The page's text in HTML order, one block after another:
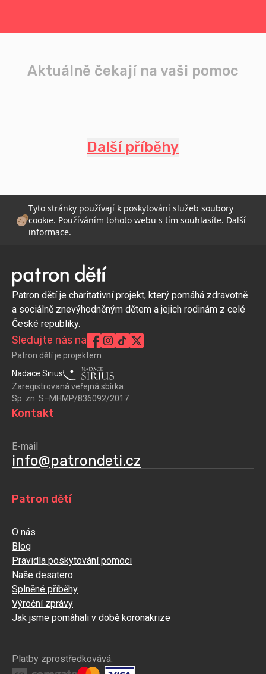
Aktuálně čekají na vaši pomoc
Další příběhy
Tyto stránky používají k poskytování služeb soubory
cookie. Používáním tohoto webu s tím souhlasíte. Další
informace.
Patron dětí je charitativní projekt, který pomáhá zdravotně
a sociálně znevýhodněným dětem a jejich rodinám z celé
České republiky.
Sledujte nás na
Patron dětí je projektem
Nadace Sirius
Zaregistrovaná veřejná sbírka:
Sp. zn. S–MHMP/836092/2017
Patron dětí
O nás
Blog
Pravidla poskytování pomoci
Naše desatero
Splněné příběhy
Výroční zprávy
Jak jsme pomáhali v době koronakrize
Kontakt
E-mail
info@patrondeti.cz
Platby zprostředkovává: